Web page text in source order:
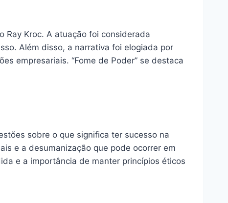
Ray Kroc. A atuação foi considerada
Além disso, a narrativa foi elogiada por
empresariais. “Fome de Poder” se destaca
sobre o que significa ter sucesso na
e a desumanização que pode ocorrer em
e a importância de manter princípios éticos